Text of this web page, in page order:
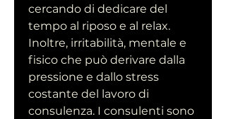
cercando di dedicare del
tempo al riposo e al relax.
Inoltre, irritabilità, mentale e
fisico che può derivare dalla
pressione e dallo stress
costante del lavoro di
consulenza. I consulenti sono